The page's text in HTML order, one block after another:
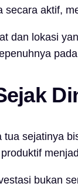
secara aktif,
dan lokasi
sejatinya
bukan